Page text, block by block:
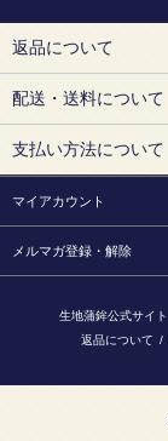
返品について
配送・送料について
支払い方法について
マイアカウント
メルマガ登録・解除
生地蒲鉾公式サイト
返品について /